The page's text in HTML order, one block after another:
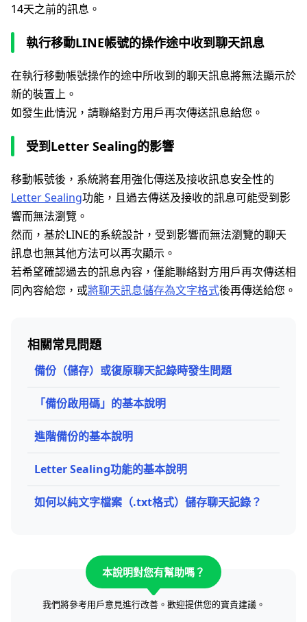
14天之前的訊息。
執行移動LINE帳號的操作途中收到聊天訊息
在執行移動帳號操作的途中所收到的聊天訊息將無法顯示於
新的裝置上。
如發生此情況，請聯絡對方用戶再次傳送訊息給您。
受到Letter Sealing的影響
移動帳號後，系統將套用強化傳送及接收訊息安全性的
Letter Sealing功能，且過去傳送及接收的訊息可能受到影
響而無法瀏覽。
然而，基於LINE的系統設計，受到影響而無法瀏覽的聊天
訊息也無其他方法可以再次顯示。
若希望確認過去的訊息內容，僅能聯絡對方用戶再次傳送相
同內容給您，或將聊天訊息儲存為文字格式後再傳送給您。
相關常見問題
備份（儲存）或復原聊天記錄時發生問題
「備份啟用碼」的基本說明
進階備份的基本說明
Letter Sealing功能的基本說明
如何以純文字檔案（.txt格式）儲存聊天記錄？
本說明對您有幫助嗎？
我們將參考用戶意見進行改善。歡迎提供您的寶貴建議。